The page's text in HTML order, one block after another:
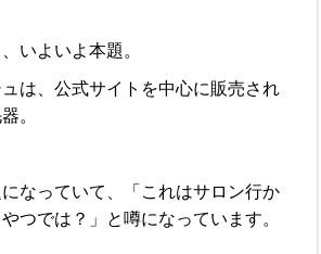
いよいよ本題。
は、公式サイトを中心に販売され
。
なっていて、「これはサロン行か
つでは？」と噂になっています。